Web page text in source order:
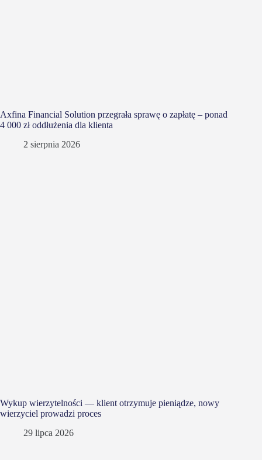
Axfina Financial Solution przegrała sprawę o zapłatę – ponad
4 000 zł oddłużenia dla klienta
2 sierpnia 2026
Wykup wierzytelności — klient otrzymuje pieniądze, nowy
wierzyciel prowadzi proces
29 lipca 2026